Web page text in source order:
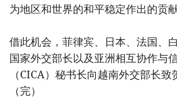
为地区和世界的和平稳定作出的贡献
借此机会，菲律宾、日本、法国、
国家外交部长以及亚洲相互协作与
（CICA）秘书长向越南外交部长致
（完）